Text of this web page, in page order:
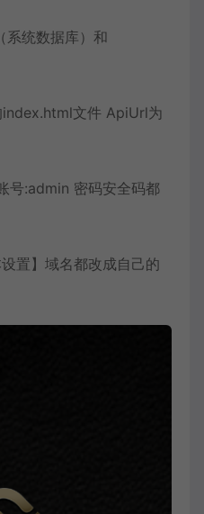
系统数据库）和
文件 ApiUrl为
号:admin 密码安全码都
置】域名都改成自己的